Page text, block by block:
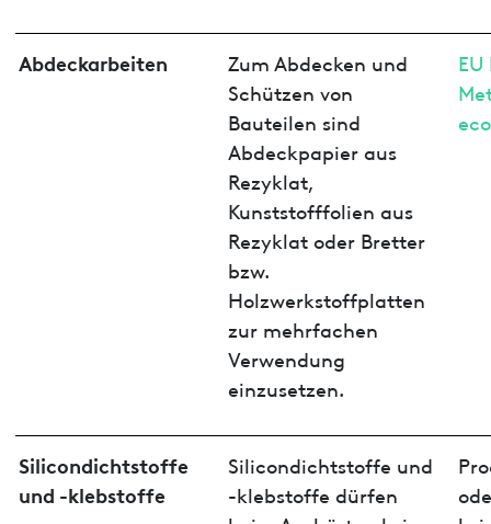
Abdeckarbeiten
Zum Abdecken und
Schützen von
Bauteilen sind
Abdeckpapier aus
Rezyklat,
Kunststofffolien aus
Rezyklat oder Bretter
bzw.
Holzwerkstoffplatten
zur mehrfachen
Verwendung
einzusetzen.
Silicondichtstoffe
und -klebstoffe
Silicondichtstoffe und
-klebstoffe dürfen